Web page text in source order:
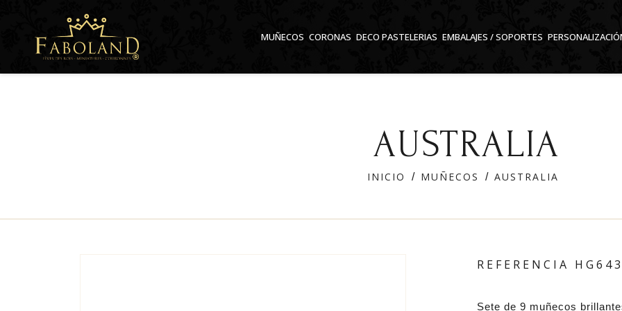
MUÑECOS CORONAS DECO PASTELERIAS EMBALAJES / SOPORTES
AUSTRALIA
INICIO MUÑECOS AUSTRALIA
REFERENCIA HG643
Sete de 9 muñecos